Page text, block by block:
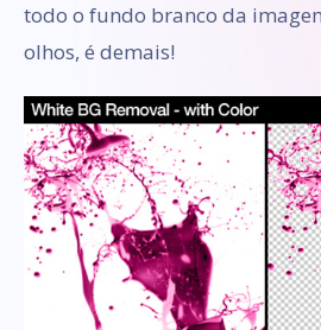
todo o fundo branco da
olhos, é demais!